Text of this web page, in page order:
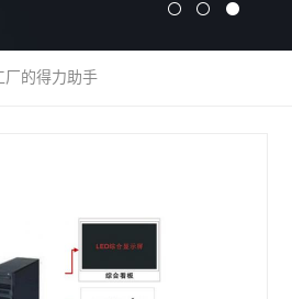
厂的得力助手